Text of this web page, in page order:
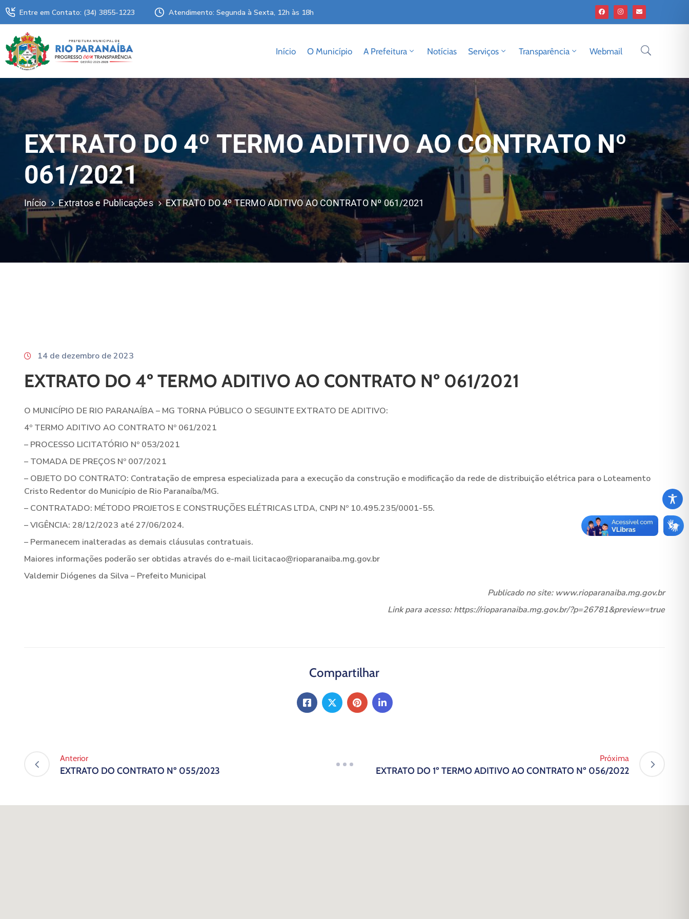
Entre em Contato: (34) 3855-1223 Atendimento: Segunda à Sexta, 12h às 18h
Início O Município A Prefeitura Notícias Serviços Transparência Webmail
EXTRATO DO 4º TERMO ADITIVO AO CONTRATO Nº
061/2021
Início Extratos e Publicações EXTRATO DO 4º TERMO ADITIVO AO CONTRATO Nº 061/2021
14 de dezembro de 2023
EXTRATO DO 4º TERMO ADITIVO AO CONTRATO Nº 061/2021
O MUNICÍPIO DE RIO PARANAÍBA – MG TORNA PÚBLICO O SEGUINTE EXTRATO DE ADITIVO:
4º TERMO ADITIVO AO CONTRATO Nº 061/2021
– PROCESSO LICITATÓRIO Nº 053/2021
– TOMADA DE PREÇOS Nº 007/2021
– OBJETO DO CONTRATO: Contratação de empresa especializada para a execução da construção e modificação da rede de distribuição elétrica para o Loteamento
Cristo Redentor do Município de Rio Paranaíba/MG.
– CONTRATADO: MÉTODO PROJETOS E CONSTRUÇÕES ELÉTRICAS LTDA, CNPJ Nº 10.495.235/0001-55.
– VIGÊNCIA: 28/12/2023 até 27/06/2024.
– Permanecem inalteradas as demais cláusulas contratuais.
Maiores informações poderão ser obtidas através do e-mail licitacao@rioparanaiba.mg.gov.br
Valdemir Diógenes da Silva – Prefeito Municipal
Publicado no site: www.rioparanaiba.mg.gov.br
Link para acesso: https://rioparanaiba.mg.gov.br/?p=26781&preview=true
Compartilhar
Anterior
EXTRATO DO CONTRATO Nº 055/2023
Próxima
EXTRATO DO 1º TERMO ADITIVO AO CONTRATO Nº 056/2022